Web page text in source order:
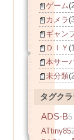
ゲーム
カメラ
ギャン
ＤＩＹ
本サー
未分類
タグク
ADS-B5
ATtiny85